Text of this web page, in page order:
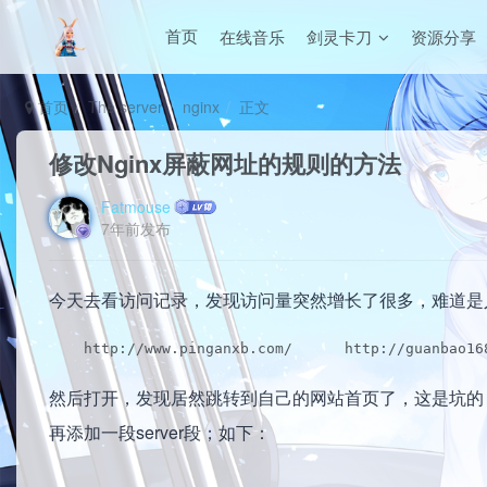
首页 在线音乐 剑灵卡刀 资源分享
首页 The server nginx 正文
修改Nginx屏蔽网址的规则的方法
Fatmouse
7年前发布
今天去看访问记录，发现访问量突然增长了很多，难
http://www.pinganxb.com/      http://
然后打开，发现居然跳转到自己的网站首页了，这是坑
再添加一段server段；如下：